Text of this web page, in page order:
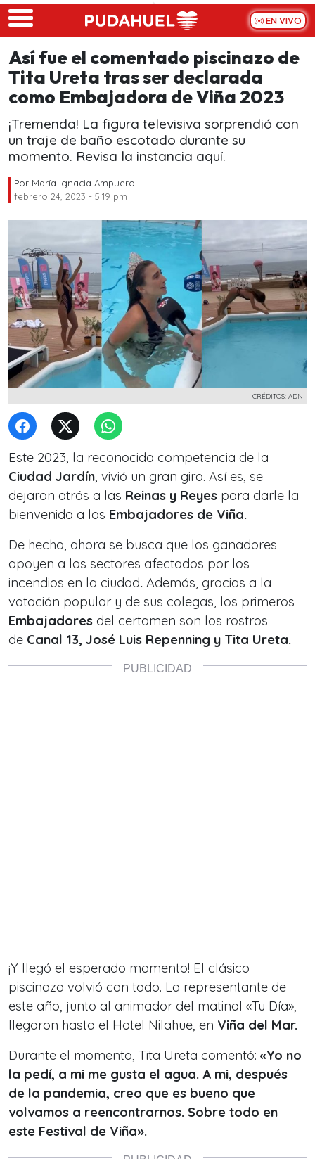
Skip to main content
EN VIVO
Así fue el comentado piscinazo de
Tita Ureta tras ser declarada
como Embajadora de Viña 2023
¡Tremenda! La figura televisiva sorprendió con
un traje de baño escotado durante su
momento. Revisa la instancia aquí.
Por María Ignacia Ampuero
febrero 24, 2023 - 5:19 pm
CRÉDITOS: ADN
Este 2023, la reconocida competencia de la
Ciudad Jardín, vivió un gran giro. Así es, se
dejaron atrás a las Reinas y Reyes para darle la
bienvenida a los Embajadores de Viña.
De hecho, ahora se busca que los ganadores
apoyen a los sectores afectados por los
incendios en la ciudad. Además, gracias a la
votación popular y de sus colegas, los primeros
Embajadores del certamen son los rostros
de Canal 13, José Luis Repenning y Tita Ureta.
¡Y llegó el esperado momento! El clásico
piscinazo volvió con todo. La representante de
este año, junto al animador del matinal «Tu Día»,
llegaron hasta el Hotel Nilahue, en Viña del Mar.
Durante el momento, Tita Ureta comentó: «Yo no
la pedí, a mi me gusta el agua. A mi, después
de la pandemia, creo que es bueno que
volvamos a reencontrarnos. Sobre todo en
este Festival de Viña».